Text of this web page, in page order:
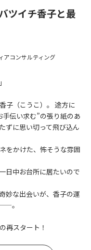
ツイチ香子と最
アコンサルティング
子（こうこ）。 途方に
伝い求む”の張り紙のあ
ずに思い切って飛び込ん
をかけた、怖そうな雰囲
日中お台所に居たいので
妙な出会いが、香子の運
。
再スタート！